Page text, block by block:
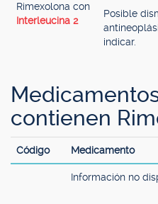
Rimexolona con
Interleucina 2
Posible
indicar.
contienen
Código Medicamento
Información no